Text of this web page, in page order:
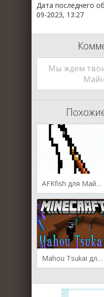
Дата последнего
09-2023, 13:27
Мы ждем
AFKfish для Майнкрафт [1.20.1, 1.20]
Mahou Tsukai для Майнкрафт [1.20.1, 1.20, 1.19.4]